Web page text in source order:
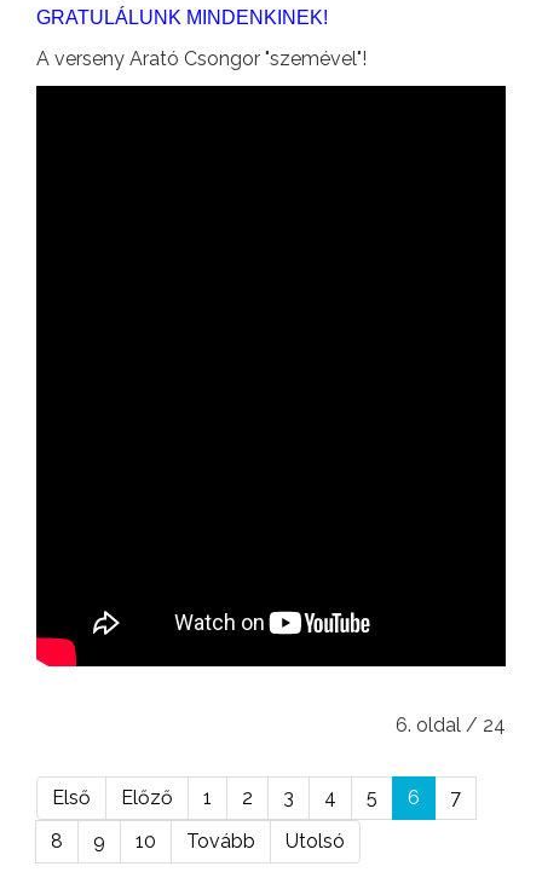
GRATULÁLUNK MINDENKINEK!
A verseny Arató Csongor "szemével"!
6. oldal / 24
Első Előző 1 2 3 4 5 6
7
8
9 10 Tovább Utolsó